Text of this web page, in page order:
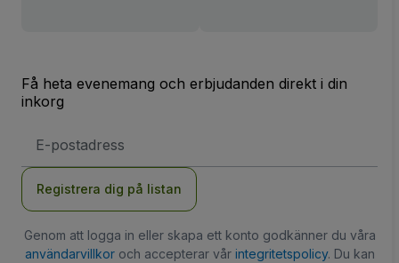
Få heta evenemang och erbjudanden direkt i din
inkorg
postadress
Registrera dig på listan
Genom att logga in eller skapa ett konto godkänner du våra
användarvillkoroch accepterar vår integritetspolicy. Du kan